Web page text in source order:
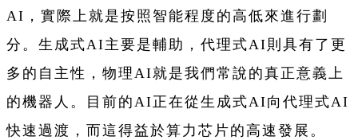
AI，實際上就是按照智能程度的高低來進行劃
分。生成式AI主要是輔助，代理式AI則具有了更
多的自主性，物理AI就是我們常說的真正意義上
的機器人。目前的AI正在從生成式AI向代理式AI
快速過渡，而這得益於算力芯片的高速發展。